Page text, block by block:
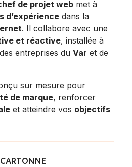
de projet web met à
d’expérience dans la
. Il collabore avec une
et réactive, installée à
entreprises du Var et de
sur mesure pour
de marque, renforcer
et atteindre vos objectifs